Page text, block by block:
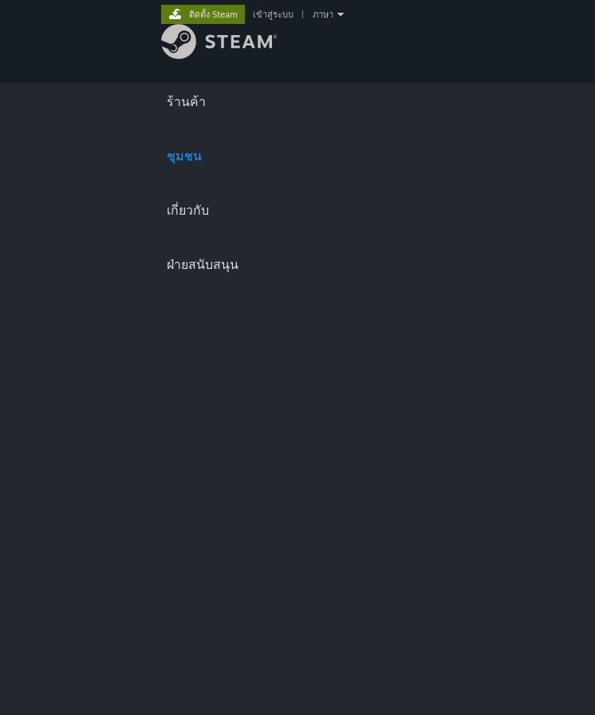
ร้านค้า
ชุมชน
เกี่ยวกับ
ฝ่ายสนับสนุน
ติดตั้ง Steam เข้าสู่ระบบ ภาษา